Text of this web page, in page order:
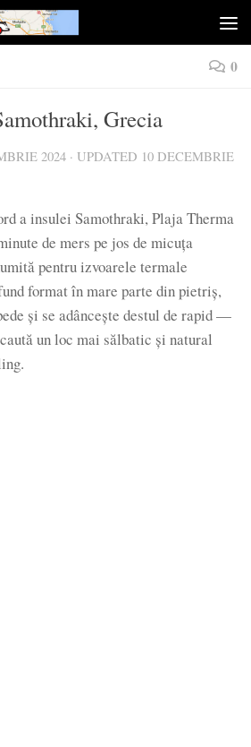
0
Grecia
2024 · UPDATED 10 DECEMBRIE
a insulei Samothraki, Plaja Therma
de mers pe jos de micuţa
pentru izvoarele termale
format în mare parte din pietriș,
și se adâncește destul de rapid —
un loc mai sălbatic și natural